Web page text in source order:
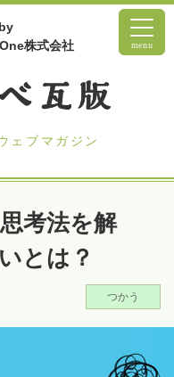
株式会社
ェブマガジン
menu
考法を解
とは？
つかう